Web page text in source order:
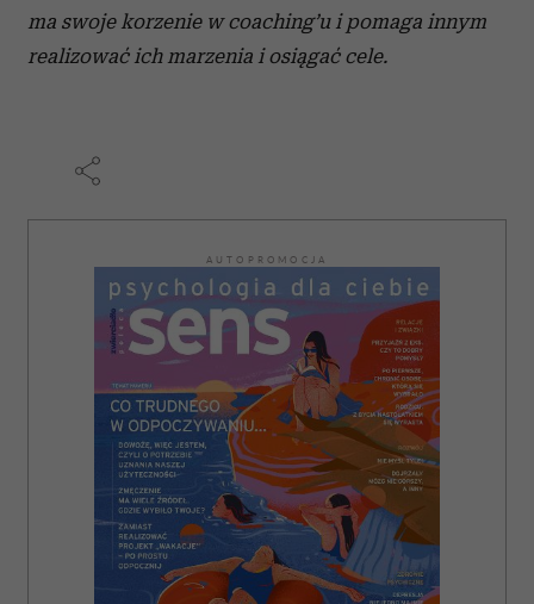
ma swoje korzenie w coaching’u i pomaga innym
realizować ich marzenia i osiągać cele.
AUTOPROMOCJA